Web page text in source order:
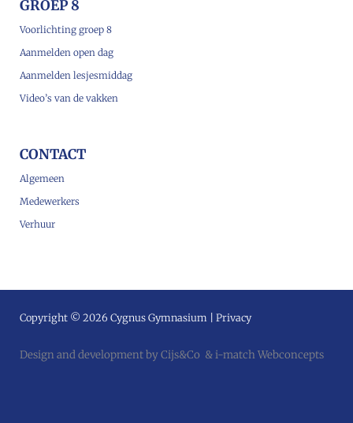
GROEP 8
Voorlichting groep 8
Aanmelden open dag
Aanmelden lesjesmiddag
Video’s van de vakken
CONTACT
Algemeen
Medewerkers
Verhuur
Copyright © 2026 Cygnus Gymnasium | Privacy
Design and development by Cijs&Co &i-match Webconcepts